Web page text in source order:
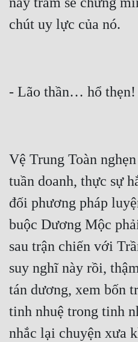
Vệ Trung Toàn
tuần doanh, thực sự
đối phương pháp
buộc Dương Mộc
sau trận chiến với
suy nghĩ này rồi,
tán dương, xem bốn
tinh nhuệ trong tinh
nhắc lại chuyện xưa